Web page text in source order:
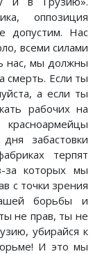
оппозиция
допустим. Нас
всеми силами
нас, мы должны
смерть. Если ты
а если ты
рабочих на
забастовки
терпят
за которых мы
с точки зрения
борьбы и
не прав, ты не
убирайся к
И это мы